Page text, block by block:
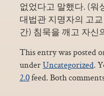
없었다고 말했다. (워
대법관 지명자의 고
간) 침묵을 깨고 자신
This entry was posted
underUncategorized.
2.0feed. Both